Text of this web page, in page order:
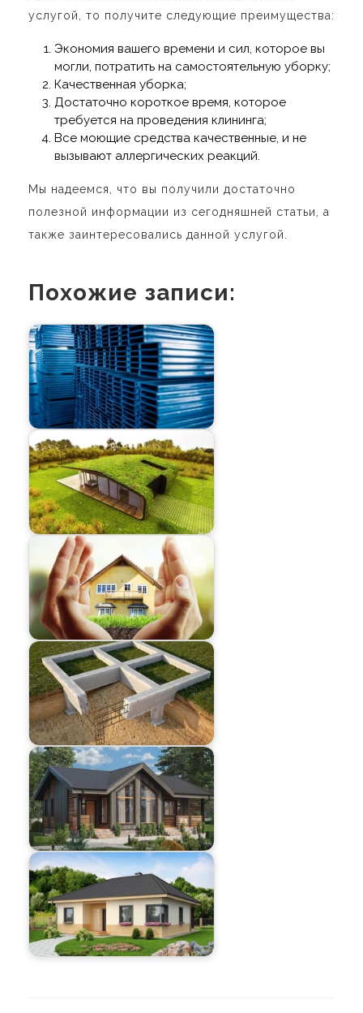
услугой, то получите следующие преимущества:
Экономия вашего времени и сил, которое вы
могли, потратить на самостоятельную уборку;
Качественная уборка;
Достаточно короткое время, которое
требуется на проведения клининга;
Все моющие средства качественные, и не
вызывают аллергических реакций.
Мы надеемся, что вы получили достаточно
полезной информации из сегодняшней статьи, а
также заинтересовались данной услугой.
Похожие записи: